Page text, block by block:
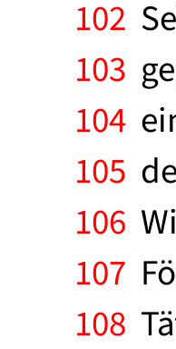
102
103
104
105
106
107
108